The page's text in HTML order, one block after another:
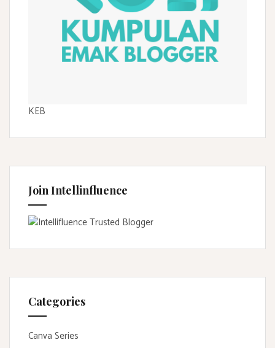
KEB
Join Intellinfluence
Categories
Canva Series